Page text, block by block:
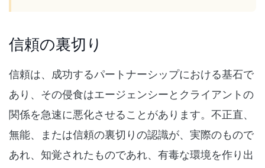
信頼の裏切り
信頼は、成功するパートナーシップにおける基石で
あり、その侵食はエージェンシーとクライアントの
関係を急速に悪化させることがあります。不正直、
無能、または信頼の裏切りの認識が、実際のもので
あれ、知覚されたものであれ、有毒な環境を作り出